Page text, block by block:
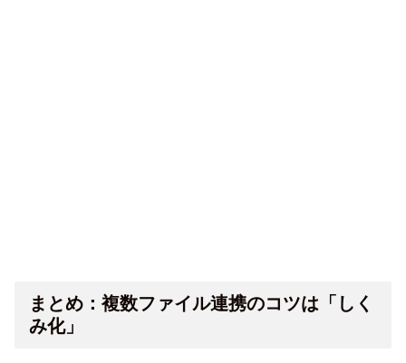
まとめ：複数ファイル連携のコツは「しく
み化」